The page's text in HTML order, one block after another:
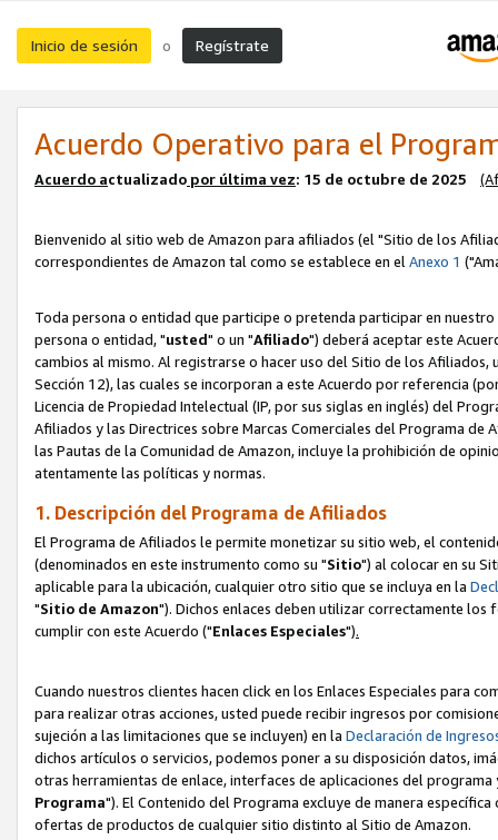
Inicio de sesión o Regístrate
Acuerdo Operativo para el
Acuerdo actualizado por última vez: 15 de octubre de 2025
Bienvenido al sitio web de Amazon para afiliados (el "Sitio de los
correspondientes de Amazon tal como se establece en elAnexo 1
Toda persona o entidad que participe o pretenda participar en
persona o entidad, "usted" o un "Afiliado") deberá aceptar este
cambios al mismo. Al registrarse o hacer uso del Sitio de los
Sección 12), las cuales se incorporan a este Acuerdo por referencia
Licencia de Propiedad Intelectual (IP, por sus siglas en inglés) del
Afiliados y las Directrices sobre Marcas Comerciales del Programa
las Pautas de la Comunidad de Amazon, incluye la prohibición de
atentamente las políticas y normas.
1. Descripción del Programa de Afiliados
El Programa de Afiliados le permite monetizar su sitio web, el
(denominados en este instrumento como su "Sitio") al colocar en su
aplicable para la ubicación, cualquier otro sitio que se incluya en la
"Sitio de Amazon"). Dichos enlaces deben utilizar correctamente los
cumplir con este Acuerdo ("Enlaces Especiales").
Cuando nuestros clientes hacen click en los Enlaces Especiales para
para realizar otras acciones, usted puede recibir ingresos por
sujeción a las limitaciones que se incluyen) en la Declaración de
dichos artículos o servicios, podemos poner a su disposición datos,
otras herramientas de enlace, interfaces de aplicaciones del
Programa"). El Contenido del Programa excluye de manera
ofertas de productos de cualquier sitio distinto al Sitio de Amazon.